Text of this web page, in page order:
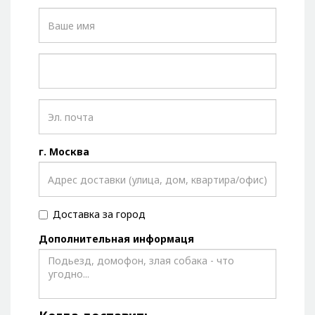
г. Москва
Доставка за город
Дополнительная информаця